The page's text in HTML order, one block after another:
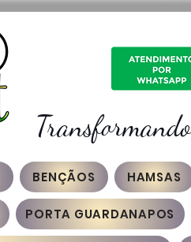
BENÇÃOS HAMSAS
PORTA GUARDANAPOS